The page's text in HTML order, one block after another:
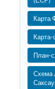
Карта
План-
Схема